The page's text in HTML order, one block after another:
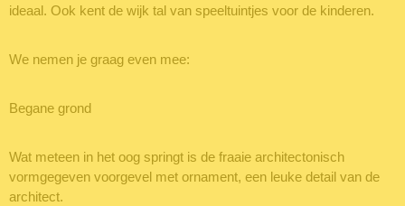
ideaal. Ook kent de wijk tal van speeltuintjes voor de kinderen.
We nemen je graag even mee:
Begane grond
Wat meteen in het oog springt is de fraaie architectonisch
vormgegeven voorgevel met ornament, een leuke detail van de
architect.